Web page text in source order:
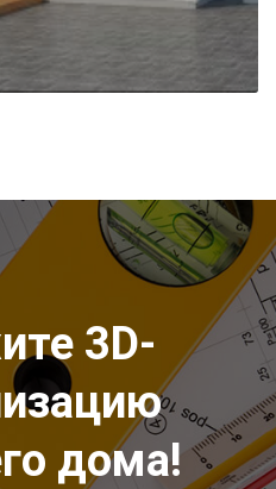
3D-
дома!